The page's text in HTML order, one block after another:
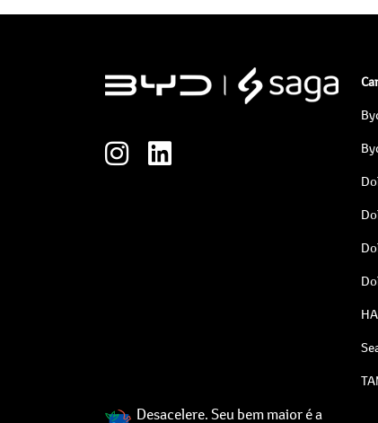
Desacelere. Seu bem maior é a